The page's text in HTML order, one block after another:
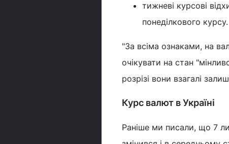
тижневі курсові
понеділкового курсу.
"За всіма ознаками, на
очікувати на стан
розрізі вони взагалі
Курс валют в Україні
Раніше ми писали, що 7